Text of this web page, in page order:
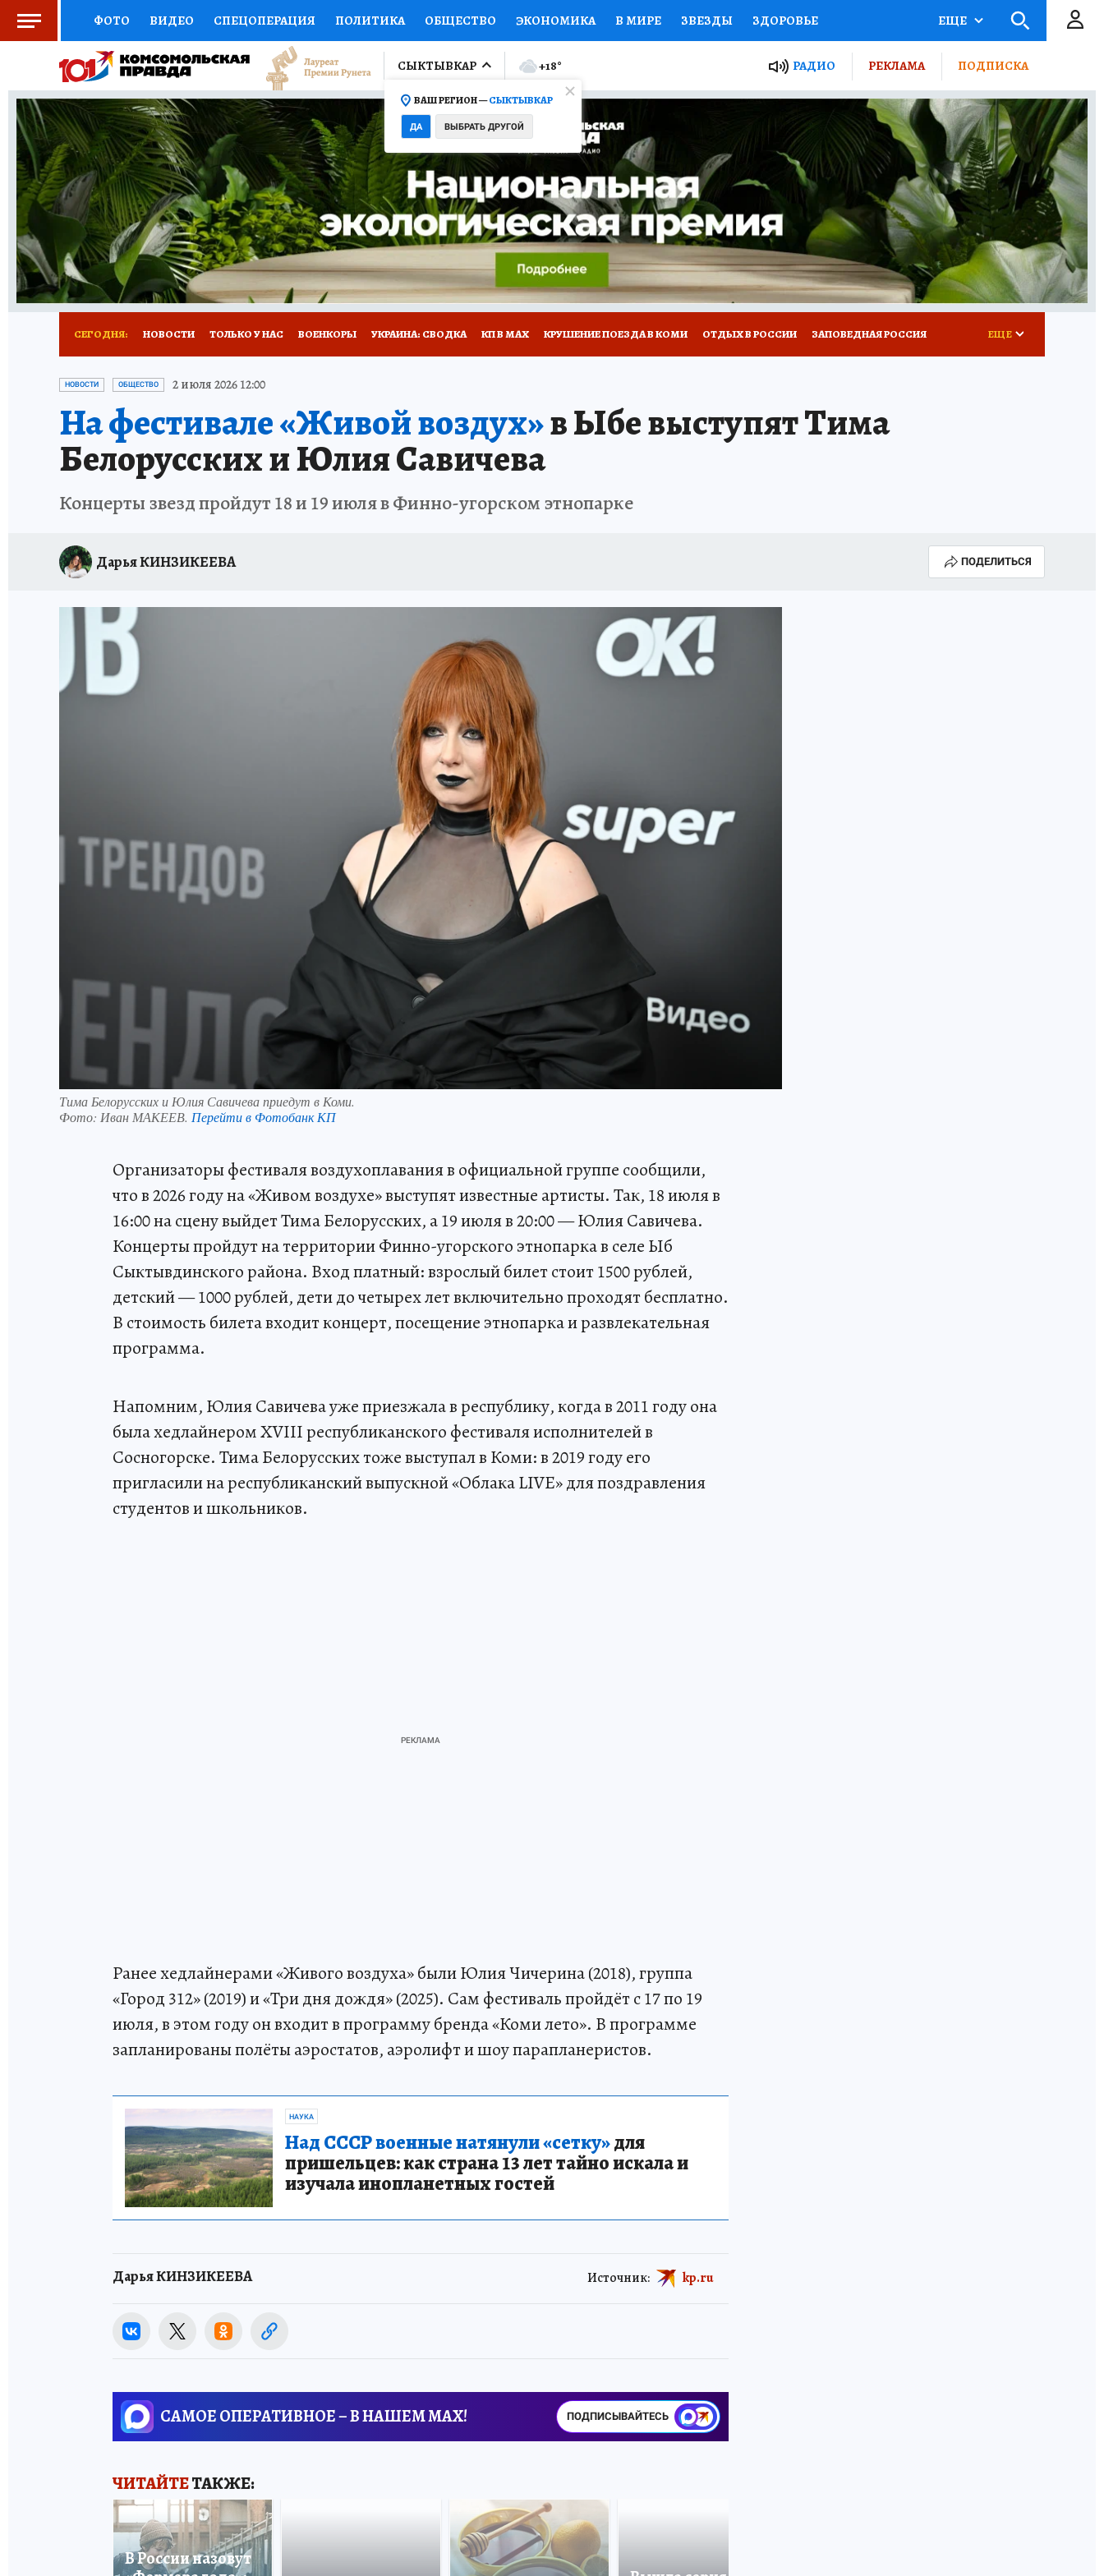
ФОТО ВИДЕО СПЕЦОПЕРАЦИЯ ПОЛИТИКА ОБЩЕСТВО ЭКОНОМИКА В МИРЕ ЗВЕЗДЫ ЗДОРОВЬЕ
СОЦПОДДЕРЖКА НАУКА СПОРТ КОЛУМНИСТЫ ПРОИСШЕСТВИЯ НАЦИОНАЛЬНЫЕ ПРОЕКТЫ РОССИИ
ВЫБОР ЭКСПЕРТОВ ДОКТОР ФИНАНСЫ ОТКРЫВАЕМ МИР Я ЗНАЮ СЕМЬЯ ЖЕНСКИЕ СЕКРЕТЫ ПУТЕВОДИТЕЛЬ
КНИЖНАЯ ПОЛКА ПРОГНОЗЫ НА СПОРТ ПРОМОКОДЫ СЕРИАЛЫ СПЕЦПРОЕКТЫ ДЕФИЦИТ ЖЕЛЕЗА ТУРИЗМ
ПРЕСС-ЦЕНТР НЕДВИЖИМОСТЬ ТЕЛЕВИЗОР КОЛЛЕКЦИИ КОНКУРСЫ РАБОТА У НАС ГИД ПОТРЕБИТЕЛЯ ВСЕ О КП
РАДИО КП РЕКЛАМА ТЕСТЫ НОВОЕ НА САЙТЕ
ЕЩЕ
СЫКТЫВКАР
ВАШ РЕГИОН —СЫКТЫВКАР
ДА ВЫБРАТЬ ДРУГОЙ
+18° РАДИО РЕКЛАМА ПОДПИСКА
СЕГОДНЯ: НОВОСТИ ТОЛЬКО У НАС ВОЕНКОРЫ УКРАИНА: СВОДКА КП В МАХ КРУШЕНИЕ ПОЕЗДА В КОМИ ОТДЫХ В РОССИИ ЗАПОВЕДНАЯ РОССИЯ
ПРОИСШЕСТВИЯ АФИША
ЕЩЕ
НОВОСТИ ОБЩЕСТВО 2 июля 2026 12:00
На фестивале «Живой воздух»в Ыбе выступят Тима
Белорусских и Юлия Савичева
Концерты звезд пройдут 18 и 19 июля в Финно-угорском этнопарке
Дарья КИНЗИКЕЕВА ПОДЕЛИТЬСЯ
Тима Белорусских и Юлия Савичева приедут в Коми.
Фото: Иван МАКЕЕВ. Перейти в Фотобанк КП
Организаторы фестиваля воздухоплавания в официальной группе сообщили,
что в 2026 году на «Живом воздухе» выступят известные артисты. Так, 18 июля в
16:00 на сцену выйдет Тима Белорусских, а 19 июля в 20:00 — Юлия Савичева.
Концерты пройдут на территории Финно-угорского этнопарка в селе Ыб
Сыктывдинского района. Вход платный: взрослый билет стоит 1500 рублей,
детский — 1000 рублей, дети до четырех лет включительно проходят бесплатно.
В стоимость билета входит концерт, посещение этнопарка и развлекательная
программа.
Напомним, Юлия Савичева уже приезжала в республику, когда в 2011 году она
была хедлайнером XVIII республиканского фестиваля исполнителей в
Сосногорске. Тима Белорусских тоже выступал в Коми: в 2019 году его
пригласили на республиканский выпускной «Облака LIVE» для поздравления
студентов и школьников.
Ранее хедлайнерами «Живого воздуха» были Юлия Чичерина (2018), группа
«Город 312» (2019) и «Три дня дождя» (2025). Сам фестиваль пройдёт с 17 по 19
июля, в этом году он входит в программу бренда «Коми лето». В программе
запланированы полёты аэростатов, аэролифт и шоу парапланеристов.
НАУКА
Над СССР военные натянули «сетку»для
пришельцев: как страна 13 лет тайно искала и
изучала инопланетных гостей
Дарья КИНЗИКЕЕВА Источник: kp.ru
САМОЕ ОПЕРАТИВНОЕ – В НАШЕМ MAX! ПОДПИСЫВАЙТЕСЬ
ЧИТАЙТЕТАКЖЕ:
В России назовут